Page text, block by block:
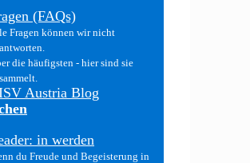
(FAQs)
Fragen können wir nicht
die häufigsten - hier sind sie
Austria Blog
in werden
du Freude und Begeisterung in